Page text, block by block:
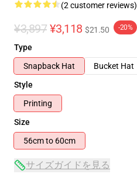
(2 customer reviews)
¥3,897 ¥3,118 $21.50 -20%
Type
Snapback Hat
Bucket Hat
Style
Printing
Size
56cm to 60cm
サイズガイドを見る